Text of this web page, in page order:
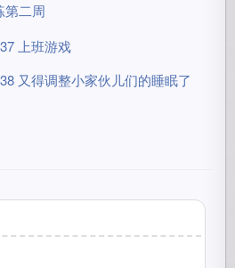
第二周
上班游戏
又得调整小家伙儿们的睡眠了